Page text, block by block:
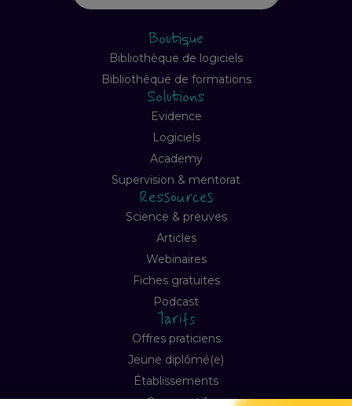
Boutique
Bibliothèque de logiciels
Bibliothèque de formations
Solutions
Evidence
Logiciels
Academy
Supervision & mentorat
Ressources
Science & preuves
Articles
Webinaires
Fiches gratuites
Podcast
Tarifs
Offres praticiens
Jeune diplômé(e)
Établissements
Comparatif